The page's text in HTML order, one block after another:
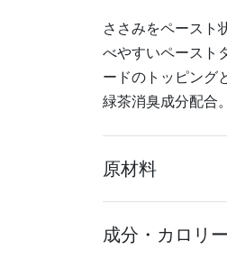
ささみをペースト
べやすいペースト
ードのトッピング
緑茶消臭成分配合
原材料
成分・カロリー